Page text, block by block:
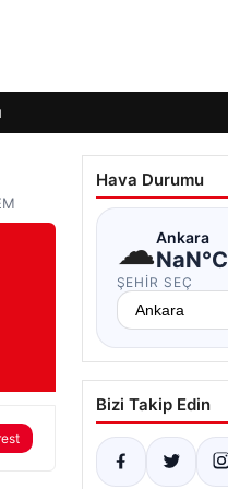
Hava Durumu
☁Ankara
NaN°C
ŞEHIR SEÇ
Bizi Takip Edin